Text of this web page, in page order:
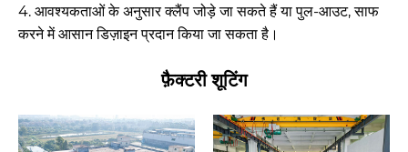
4. आवश्यकताओं के अनुसार क्लैंप जोड़े जा सकते हैं या पुल-आउट, साफ
करने में आसान डिज़ाइन प्रदान किया जा सकता है।
फ़ैक्टरी शूटिंग